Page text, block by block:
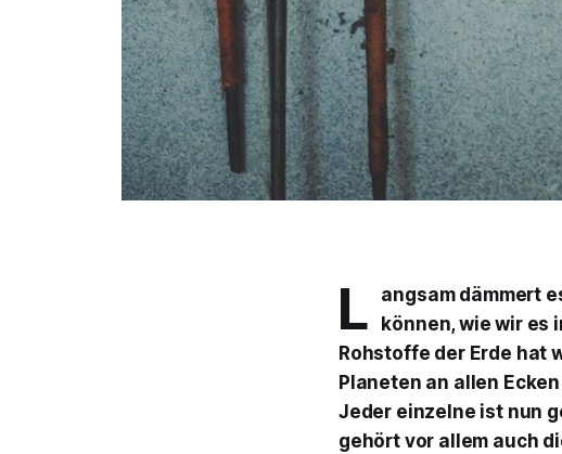
L
angsam dämmert
können, wie wir es
Rohstoffe der Erde hat
Planeten an allen
Jeder einzelne ist nun
gehört vor allem auch